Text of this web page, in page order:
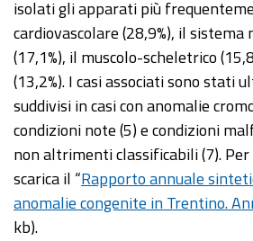
isolati gli apparati più
cardiovascolare (28,9%), il
(17,1%), il muscolo-scheletrico
(13,2%). I casi associati sono stati
suddivisi in casi con anomalie
condizioni note (5) e condizioni
non altrimenti classificabili (7).
scarica il “Rapporto annuale
anomalie congenite in Trentino.
kb).